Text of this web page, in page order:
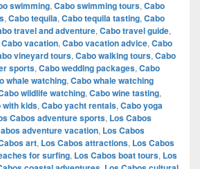
swimming, Cabo swimming tours, Cabo
, Cabo tequila, Cabo tequila tasting, Cabo
travel and adventure, Cabo travel guide,
Cabo vacation, Cabo vacation advice, Cabo
vineyard tours, Cabo walking tours, Cabo
sports, Cabo wedding packages, Cabo
whale watching, Cabo whale watching
wildlife watching, Cabo wine tasting,
with kids, Cabo yacht rentals, Cabo yoga
Cabos adventure sports, Los Cabos
adventure vacation, Los Cabos
art, Los Cabos attractions, Los Cabos
for surfing, Los Cabos boat tours, Los